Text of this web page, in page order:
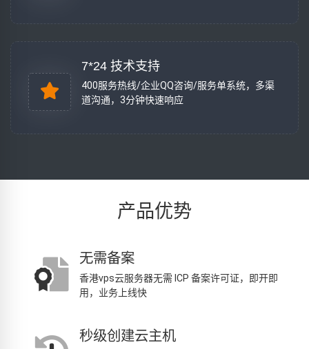
7*24 技术支持
400服务热线/企业QQ咨询/服务单系统，多渠
道沟通，3分钟快速响应
产品优势
无需备案
香港vps云服务器无需 ICP 备案许可证，即开即
用，业务上线快
秒级创建云主机